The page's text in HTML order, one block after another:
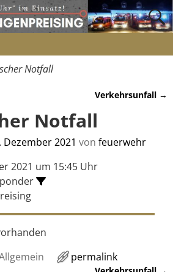
Notfall
Verkehrsunfall →
Notfall
Dezember 2021 von feuerwehr
2021 um 15:45 Uhr
permalink